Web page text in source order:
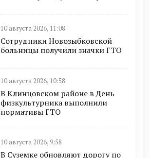
10 августа 2026, 11:08
Сотрудники Новозыбковской
больницы получили значки ГТО
10 августа 2026, 10:58
В Клинцовском районе в День
физкультурника выполнили
нормативы ГТО
10 августа 2026, 9:58
В Суземке обновляют дорогу по